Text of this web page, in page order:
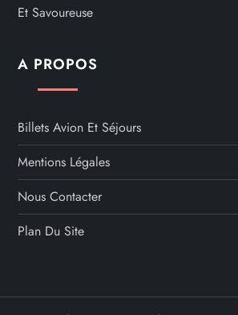
Et Savoureuse
A PROPOS
Billets Avion Et Séjours
Mentions Légales
Nous Contacter
Plan Du Site